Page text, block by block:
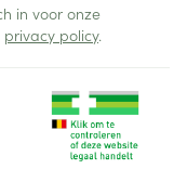
in voor onze
privacy policy.